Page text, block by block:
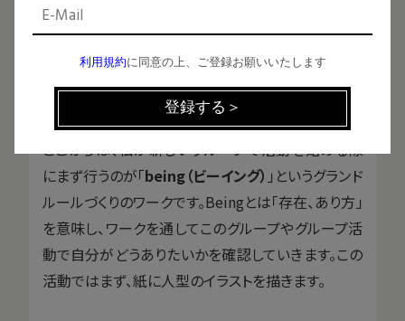
グランドルールを作るワーク「being」
ここからは、私が新しいグループで活動を始める際
にまず行うのが「being（ビーイング） 」というグランド
ルールづくりのワークです。Beingとは「存在、あり方」
を意味し、ワークを通してこのグループやグループ活
動で自分がどうありたいかを確認していきます。この
活動ではまず、紙に人型のイラストを描きます。
利用規約に同意の上、ご登録お願いいたします